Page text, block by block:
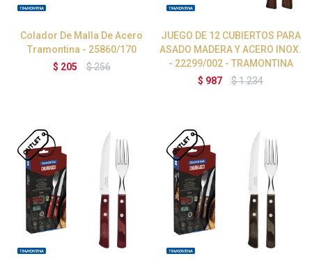
Colador De Malla De Acero
Tramontina - 25860/170
$ 205 $256
JUEGO DE 12 CUBIERTOS PARA
ASADO MADERA Y ACERO INOX.
- 22299/002 - TRAMONTINA
$ 987 $1.234